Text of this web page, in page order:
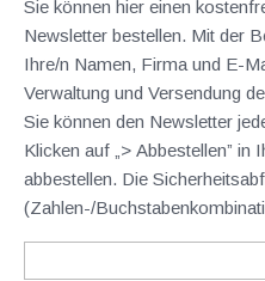
Sie können hier einen
Newsletter bestellen. Mit der
Ihre/n Namen, Firma und E-
Verwaltung und Versendung
Sie können den Newsletter
Klicken auf „> Abbestellen” in
abbestellen. Die
(Zahlen-/